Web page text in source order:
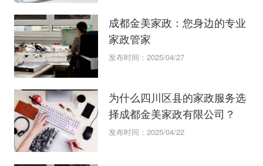
成都金美家政：您身边的专业
家政管家
发布时间：2025/04/27
为什么四川区县的家政服务选
择成都金美家政有限公司？
发布时间：2025/04/22